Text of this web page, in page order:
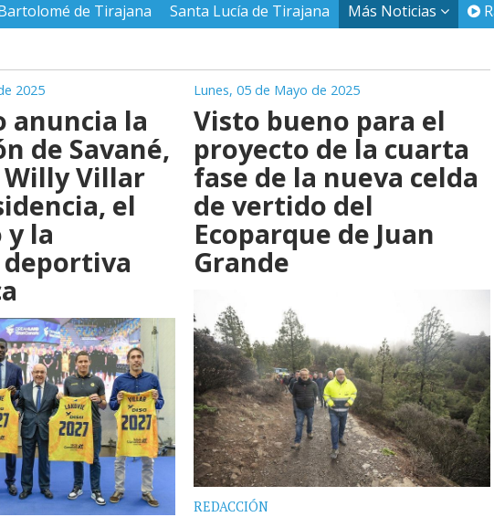
de Tirajana Santa Lucía de Tirajana Más Noticias
2025
anuncia la
de Savané,
Willy Villar
el
la
Lunes, 05 de Mayo de 2025
Visto bueno para el
proyecto de la cuarta
fase de la nueva celda
de vertido del
Ecoparque de Juan
Grande
REDACCIÓN